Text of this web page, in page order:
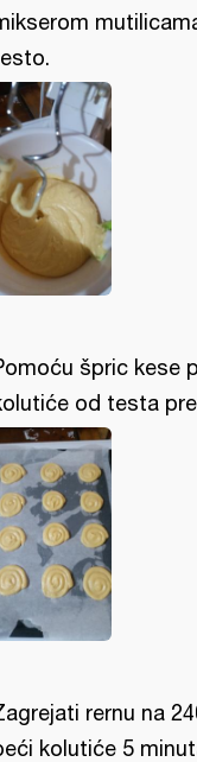
špric kese
od testa
rernu na
kolutiće 5